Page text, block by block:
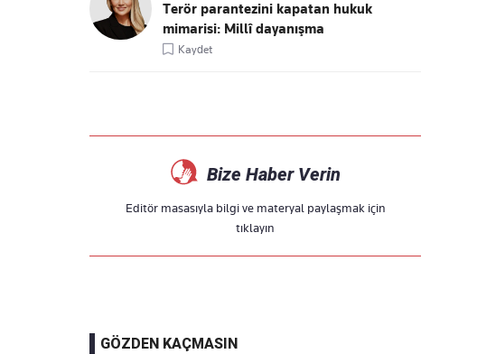
Terör parantezini kapatan hukuk
mimarisi: Millî dayanışma
Kaydet
Bize Haber Verin
Editör masasıyla bilgi ve materyal paylaşmak için
tıklayın
GÖZDEN KAÇMASIN